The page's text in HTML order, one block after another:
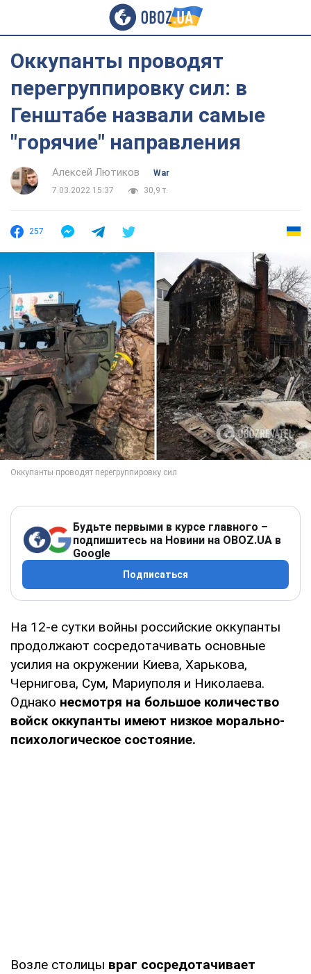
Оккупанты проводят
перегруппировку сил: в
Генштабе назвали самые
"горячие" направления
Алексей Лютиков
War
7.03.2022 15:37
30,9 т.
257
Будьте первыми в курсе главного –
подпишитесь на Новини на OBOZ.UA в
Google
Подписаться
На 12-е сутки войны российские оккупанты
продолжают сосредотачивать основные
усилия на окружении Киева, Харькова,
Чернигова, Сум, Мариуполя и Николаева.
Однако несмотря на большое количество
войск оккупанты имеют низкое морально-
психологическое состояние.
Возле столицы враг сосредотачивает